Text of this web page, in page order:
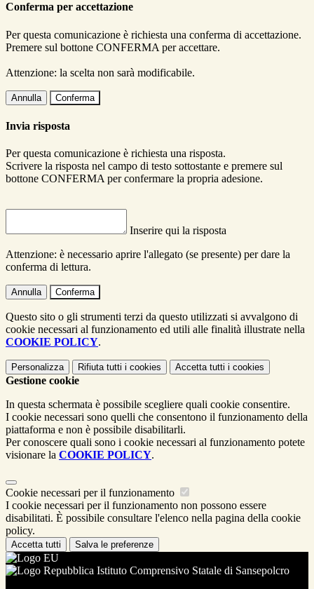
Conferma per accettazione
Per questa comunicazione è richiesta una conferma di accettazione.
Premere sul bottone CONFERMA per accettare.
Attenzione: la scelta non sarà modificabile.
Annulla Conferma
Invia risposta
Per questa comunicazione è richiesta una risposta.
Scrivere la risposta nel campo di testo sottostante e premere sul
bottone CONFERMA per confermare la propria adesione.
Inserire qui la risposta
Attenzione: è necessario aprire l'allegato (se presente) per dare la
conferma di lettura.
Annulla Conferma
Questo sito o gli strumenti terzi da questo utilizzati si avvalgono di
cookie necessari al funzionamento ed utili alle finalità illustrate nella
COOKIE POLICY.
Personalizza Rifiuta tutti i cookies Accetta tutti i cookies
Gestione cookie
In questa schermata è possibile scegliere quali cookie consentire.
I cookie necessari sono quelli che consentono il funzionamento della
piattaforma e non è possibile disabilitarli.
Per conoscere quali sono i cookie necessari al funzionamento potete
visionare la COOKIE POLICY.
Cookie necessari per il funzionamento
I cookie necessari per il funzionamento non possono essere
disabilitati. È possibile consultare l'elenco nella pagina della cookie
policy.
Accetta tutti Salva le preferenze
Istituto Comprensivo Statale di Sansepolcro